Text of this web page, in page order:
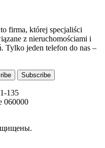
firma, której specjaliści
z nieruchomościami i
Tylko jeden telefon do nas –
Subscribe
135
060000